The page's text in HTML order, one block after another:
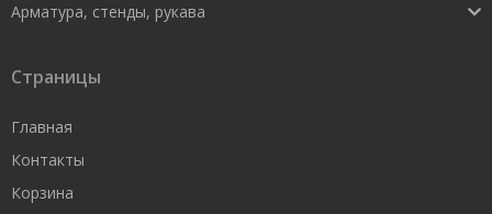
Арматура, стенды, рукава
Страницы
Главная
Контакты
Корзина